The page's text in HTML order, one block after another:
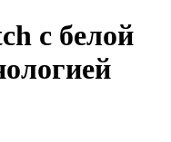
с белой